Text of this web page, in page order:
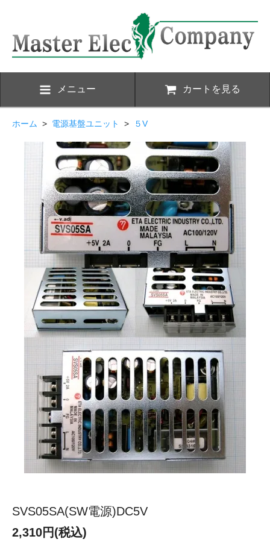
メニュー カートを見る
ホーム > 電源基盤ユニット > ５V
SVS05SA(SW電源)DC5V
2,310円(税込)